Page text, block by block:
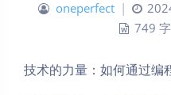
oneperfect |
749 字
技术的力量：如何通过编